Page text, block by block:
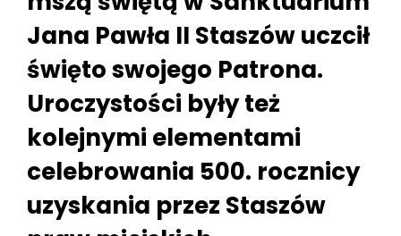
Jana Pawła II Staszów uczcił
święto swojego Patrona.
Uroczystości były też
kolejnymi elementami
celebrowania 500. rocznicy
uzyskania przez Staszów